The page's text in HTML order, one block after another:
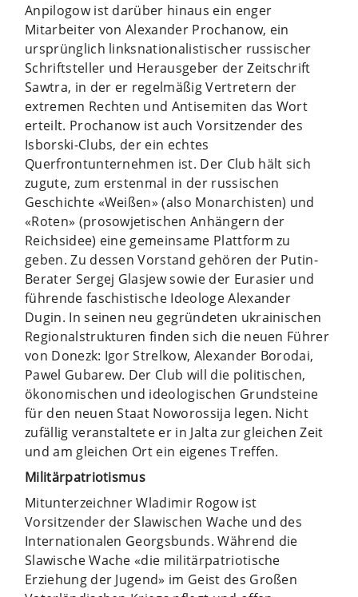
Anpilogow ist darüber hinaus ein enger
Mitarbeiter von Alexander Prochanow, ein
ursprünglich linksnationalistischer russischer
Schriftsteller und Herausgeber der Zeitschrift
Sawtra, in der er regelmäßig Vertretern der
extremen Rechten und Antisemiten das Wort
erteilt. Prochanow ist auch Vorsitzender des
Isborski-Clubs, der ein echtes
Querfrontunternehmen ist. Der Club hält sich
zugute, zum erstenmal in der russischen
Geschichte «Weißen» (also Monarchisten) und
«Roten» (prosowjetischen Anhängern der
Reichsidee) eine gemeinsame Plattform zu
geben. Zu dessen Vorstand gehören der Putin-
Berater Sergej Glasjew sowie der Eurasier und
führende faschistische Ideologe Alexander
Dugin. In seinen neu gegründeten ukrainischen
Regionalstrukturen finden sich die neuen Führer
von Donezk: Igor Strelkow, Alexander Borodai,
Pawel Gubarew. Der Club will die politischen,
ökonomischen und ideologischen Grundsteine
für den neuen Staat Noworossija legen. Nicht
zufällig veranstaltete er in Jalta zur gleichen Zeit
und am gleichen Ort ein eigenes Treffen.
Militärpatriotismus
Mitunterzeichner Wladimir Rogow ist
Vorsitzender der Slawischen Wache und des
Internationalen Georgsbunds. Während die
Slawische Wache «die militärpatriotische
Erziehung der Jugend» im Geist des Großen